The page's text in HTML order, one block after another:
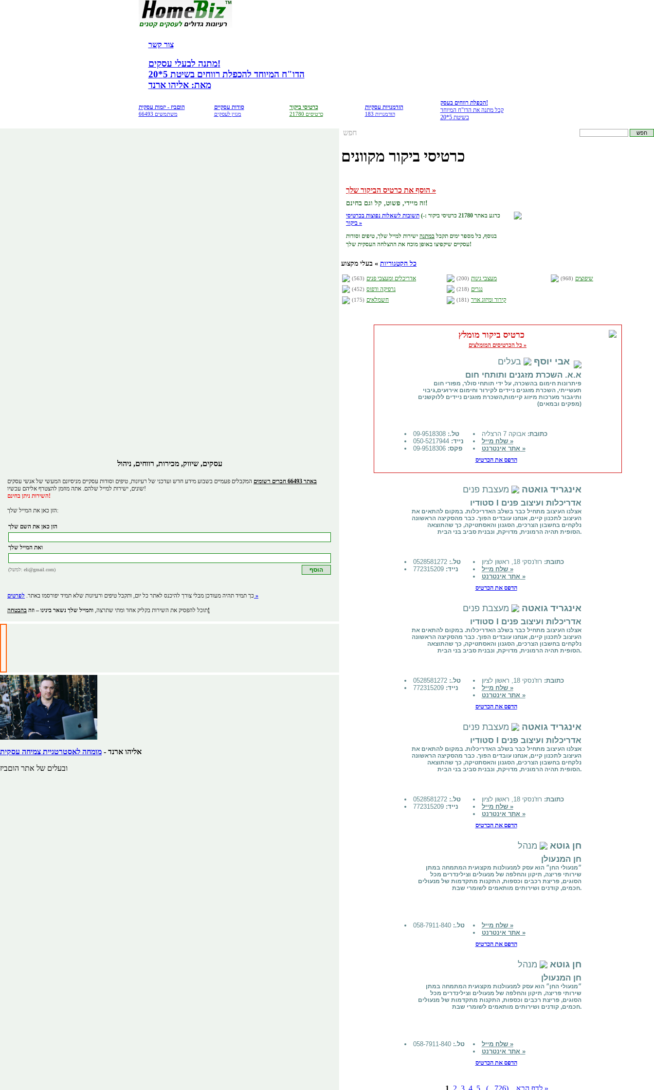
צור קשר
מתנה לבעלי עסקים!
הדו"ח המיוחד להכפלת רווחים בשיטת 5*20
מאת: אליהו ארנד
הוםביז - יזמות עסקית
66493 משתמשים
סודות עסקיים
מגזין לעסקים
כרטיסי ביקור
21780 כרטיסים
הזדמנויות עסקיות
183 הזדמנויות
הכפלת רווחים בעסק!
קבל מתנה את הדו"ח המיוחד
בשיטת 5*20
עסקים, שיווק, מכירות, רווחים, ניהול
באתר 66493 חברים רשומים
המקבלים פעמיים בשבוע מידע חדש ועדכני של רעיונות, טיפים וסודות עסקיים מניסיונם המעשי של אנשי עסקים
שונים, ישירות למייל שלהם. אתה מוזמן להצטרף אליהם עכשיו!
השירות ניתן בחינם!
הזן כאן את המייל שלך:
הזן כאן את השם שלך
ואת המייל שלך
(למשל: eli@gmail.com)
כך תמיד תהיה מעודכן מבלי צורך להיכנס לאתר כל יום, ותקבל טיפים ורעיונות שלא תמיד יפורסמו באתר. לפרטים »
תוכל להפסיק את השירות בקליק אחד ומתי שתרצה, והמייל שלך נשאר בינינו – וזה בהבטחה!
אליהו ארנד - מומחה לאסטרטגיית צמיחה עסקית
ובעלים של אתר הוםביז
כרטיסי ביקור מקוונים
הוסף את כרטיס הביקור שלך »
זה מיידי, פשוט, קל וגם בחינם!
כרגע באתר 21780 כרטיסי ביקור :-)
תשובות לשאלות נפוצות בכרטיסי
ביקור »
בנוסף, כל מספר ימים תקבל במתנה ישירות למייל שלך, טיפים וסודות
עסקיים שיקפיצו באופן מוכח את ההצלחה העסקית שלך!
כל הקטגוריות » בעלי מקצוע
אדריכלים ומעצבי פנים (563)
גרפיקה ודפוס (452)
חשמלאים (175)
מעצבי גינות (200)
נגרים (218)
קירור ומיזוג אויר (181)
שיפוצים (968)
כרטיס ביקור מומלץ
כל הכרטיסים המומלצים »
אבי יוסף בעלים
א.א. השכרת מזגנים ותותחי חום
פיתרונות חימום בהשכרה, על ידי תותחי סולר, מפזרי חום
תעשייתי, השכרת מזגנים ניידים לקירור וחימום אירועים,גיבוי
ותיגבור מערכות מיזוג קיימות,השכרת מזגנים ניידים ללוקשנים
(מפקים ובמאים)
טל.: 09-9518308
נייד: 050-5217944
פקס: 09-9518306
כתובת: אבוקה 7 הרצליה
שלח מייל »
אתר אינטרנט »
הדפס את הכרטיס
אינגריד גואטה מעצבת פנים
סטודיו I אדריכלות ועיצוב פנים
אצלנו העיצוב מתחיל כבר בשלב האדריכלות. במקום להתאים את
העיצוב לתכנון קיים, אנחנו עובדים הפוך. כבר מהסקיצה הראשונה
נלקחים בחשבון הצרכים, הסגנון והאסתטיקה, כך שהתוצאה
הסופית תהיה הרמונית, מדויקת, ונבנית סביב בני הבית.
טל.: 0528581272
נייד: 772315209
כתובת: רוז'נסקי 18, ראשון לציון
שלח מייל »
אתר אינטרנט »
הדפס את הכרטיס
אינגריד גואטה מעצבת פנים
סטודיו I אדריכלות ועיצוב פנים
אצלנו העיצוב מתחיל כבר בשלב האדריכלות. במקום להתאים את
העיצוב לתכנון קיים, אנחנו עובדים הפוך. כבר מהסקיצה הראשונה
נלקחים בחשבון הצרכים, הסגנון והאסתטיקה, כך שהתוצאה
הסופית תהיה הרמונית, מדויקת, ונבנית סביב בני הבית.
טל.: 0528581272
נייד: 772315209
כתובת: רוז'נסקי 18, ראשון לציון
שלח מייל »
אתר אינטרנט »
הדפס את הכרטיס
אינגריד גואטה מעצבת פנים
סטודיו I אדריכלות ועיצוב פנים
אצלנו העיצוב מתחיל כבר בשלב האדריכלות. במקום להתאים את
העיצוב לתכנון קיים, אנחנו עובדים הפוך. כבר מהסקיצה הראשונה
נלקחים בחשבון הצרכים, הסגנון והאסתטיקה, כך שהתוצאה
הסופית תהיה הרמונית, מדויקת, ונבנית סביב בני הבית.
טל.: 0528581272
נייד: 772315209
כתובת: רוז'נסקי 18, ראשון לציון
שלח מייל »
אתר אינטרנט »
הדפס את הכרטיס
חן גוטא מנהל
חן המנעולן
״מנעולי החן״ הוא עסק למנעולנות מקצועית המתמחה במתן
שירותי פריצה, תיקון והחלפה של מנעולים וצילינדרים מכל
הסוגים, פריצת רכבים וכספות, התקנות מתקדמות של מנעולים
חכמים, קודנים ושירותים מותאמים לשומרי שבת.
טל.: 058-7911-840
שלח מייל »
אתר אינטרנט »
הדפס את הכרטיס
חן גוטא מנהל
חן המנעולן
״מנעולי החן״ הוא עסק למנעולנות מקצועית המתמחה במתן
שירותי פריצה, תיקון והחלפה של מנעולים וצילינדרים מכל
הסוגים, פריצת רכבים וכספות, התקנות מתקדמות של מנעולים
חכמים, קודנים ושירותים מותאמים לשומרי שבת.
טל.: 058-7911-840
שלח מייל »
אתר אינטרנט »
הדפס את הכרטיס
1 2 3 4 5 (...726) לדף הבא »